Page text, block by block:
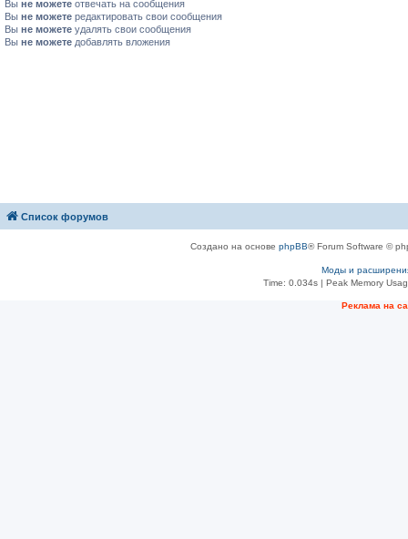
Вы не можете отвечать на сообщения
Вы не можете редактировать свои сообщения
Вы не можете удалять свои сообщения
Вы не можете добавлять вложения
Список форумов
Создано на основе phpBB® Forum Software ©
Моды и
Time: 0.034s| Peak Memory
Рeклама на